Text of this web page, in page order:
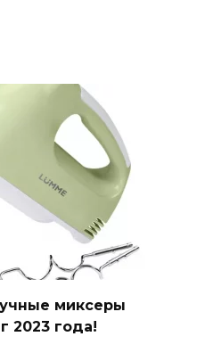
миксеры
2023 года!